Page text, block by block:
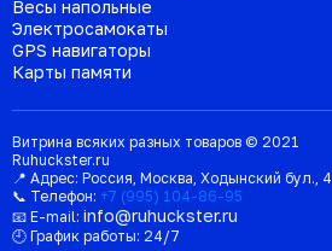
Весы напольные
Электросамокаты
GPS навигаторы
Карты памяти
Витрина всяких разных товаров © 2021
Ruhuckster.ru
📍 Адрес: Россия, Москва, Ходынский бул., 4
📞 Телефон: +7 (995) 104-86-95
📧 E-mail: info@ruhuckster.ru
🕘 График работы: 24/7